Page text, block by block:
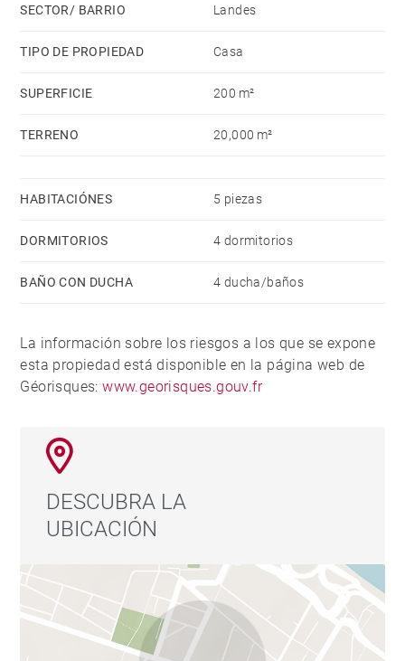
contiguo a la vivienda y una amplia cochera con
Praderas, terrenos agrícolas, zonas boscosas.
zona puede convertirse en un refugio perfecto.
SECTOR/ BARRIO Landes
TIPO DE PROPIEDAD Casa
SUPERFICIE 200 m²
TERRENO 20,000 m²
HABITACIÓNES 5 piezas
DORMITORIOS 4 dormitorios
BAÑO CON DUCHA 4 ducha/baños
La información sobre los riesgos a los que se expone
esta propiedad está disponible en la página web de
Géorisques:www.georisques.gouv.fr
DESCUBRA LA
UBICACIÓN